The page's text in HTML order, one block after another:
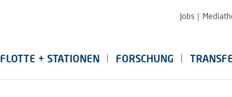
Jobs
FLOTTE + STATIONEN FORSCHUNG